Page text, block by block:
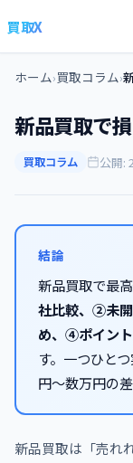
買取X
ホーム›買取コラム›
新品買取で
買取コラム 公開:
結論
新品買取で最
社比較、②未
め、④ポイン
す。一つひと
円〜数万円の
新品買取は「売れ